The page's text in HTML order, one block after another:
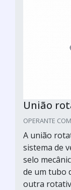
União
OPERANTE
A união
sistema de
selo
de um tubo
outra